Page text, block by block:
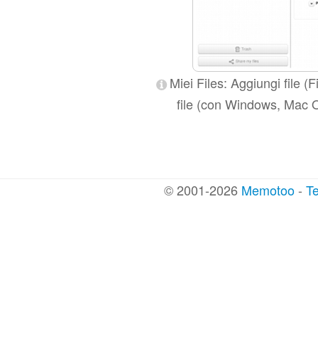
Miei Files: Aggiungi file
file (con Windows, Mac
© 2001-2026 Memotoo-